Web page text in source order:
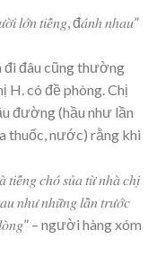
𝑙𝑜̛́𝑛 𝑡𝑖𝑒̂́𝑛𝑔, đ𝑎́𝑛ℎ 𝑛ℎ𝑎𝑢”
đi đâu cũng thường
H. có đề phòng. Chị
đường (hầu như lần
thuốc, nước) rằng khi
𝑡𝑖𝑒̂́𝑛𝑔 𝑐ℎ𝑜́ 𝑠𝑢̉𝑎 𝑡𝑢̛̀ 𝑛ℎ𝑎̀ 𝑐ℎ𝑖̣
𝑛ℎ𝑢̛ 𝑛ℎ𝑢̛̃𝑛𝑔 𝑙𝑎̂̀𝑛 𝑡𝑟𝑢̛𝑜̛́𝑐
𝑙𝑜̀𝑛𝑔” – người hàng xóm